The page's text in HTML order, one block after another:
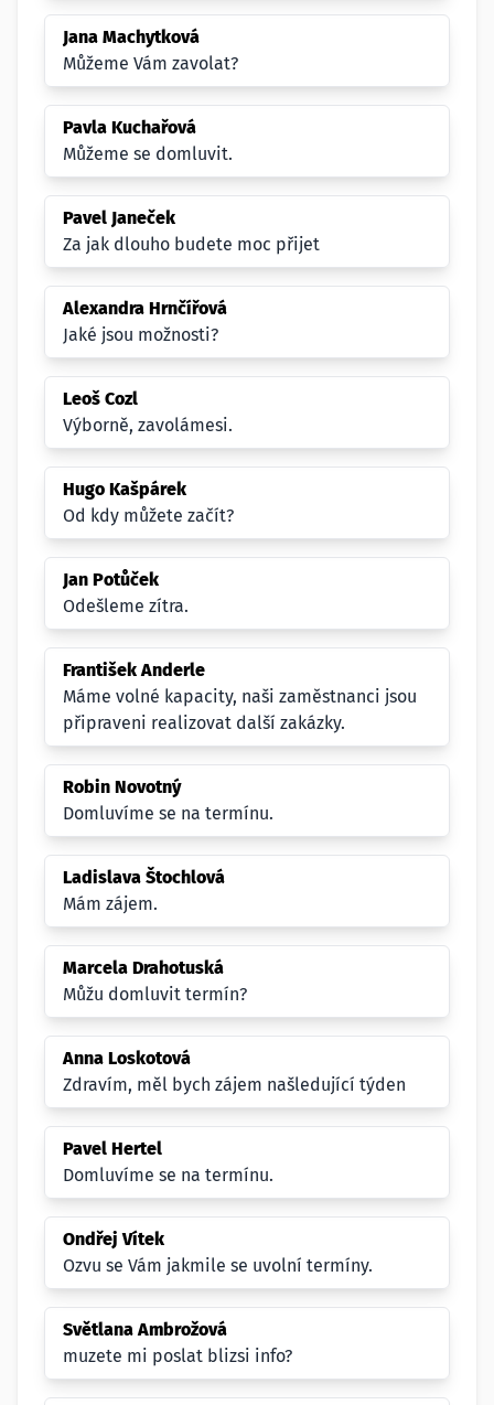
Jana Machytková
Můžeme Vám zavolat?
Pavla Kuchařová
Můžeme se domluvit.
Pavel Janeček
Za jak dlouho budete moc přijet
Alexandra Hrnčířová
Jaké jsou možnosti?
Leoš Cozl
Výborně, zavolámesi.
Hugo Kašpárek
Od kdy můžete začít?
Jan Potůček
Odešleme zítra.
František Anderle
Máme volné kapacity, naši zaměstnanci jsou
připraveni realizovat další zakázky.
Robin Novotný
Domluvíme se na termínu.
Ladislava Štochlová
Mám zájem.
Marcela Drahotuská
Můžu domluvit termín?
Anna Loskotová
Zdravím, měl bych zájem našledující týden
Pavel Hertel
Domluvíme se na termínu.
Ondřej Vítek
Ozvu se Vám jakmile se uvolní termíny.
Světlana Ambrožová
muzete mi poslat blizsi info?